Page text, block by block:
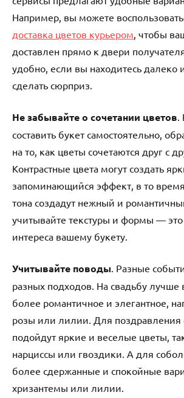
Например, вы можете
доставка цветов курьером , чтобы
доставлен прямо к двери
удобно, если вы находитесь далеко
сделать сюрприз.
Не забывайте о сочетании цветов
составить букет самостоятельно,
на то, как цветы сочетаются друг с
Контрастные цвета могут создать
запоминающийся эффект, в то
тона создадут нежный и
учитывайте текстуры и формы —
интереса вашему букету.
Учитывайте поводы . Разные
разных подходов. На свадьбу лучше
более романтичное и элегантное,
розы или лилии. Для поздравления
подойдут яркие и веселые цветы,
нарциссы или гвоздики. А для
более сдержанные и спокойные
хризантемы или лилии.